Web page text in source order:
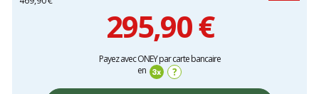
295,90 €
Payez avec ONEY par carte bancaire
en
?